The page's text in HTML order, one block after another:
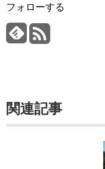
フォローする
関連記事